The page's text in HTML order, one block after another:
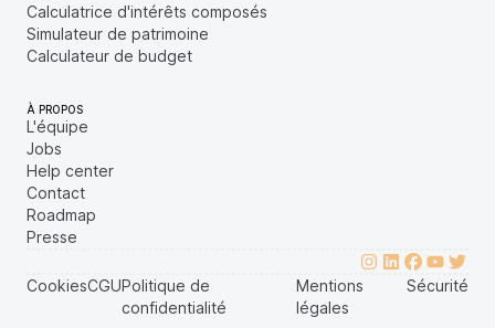
Calculatrice d'intérêts composés
Simulateur de patrimoine
Calculateur de budget
À PROPOS
L'équipe
Jobs
Help center
Contact
Roadmap
Presse
CookiesCGUPolitique de
confidentialité
Mentions
légales
Sécurité